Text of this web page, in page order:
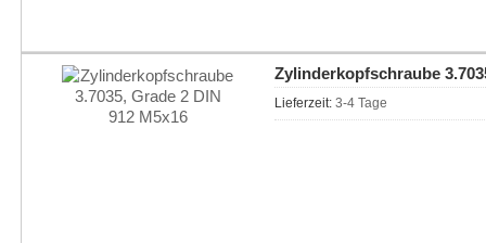
Zylinderkopfschraube
Lieferzeit: 3-4 Tage